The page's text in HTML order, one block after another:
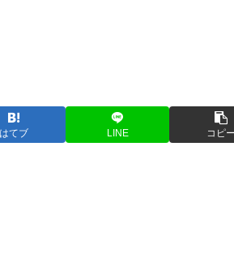
はてブ LINE コピー